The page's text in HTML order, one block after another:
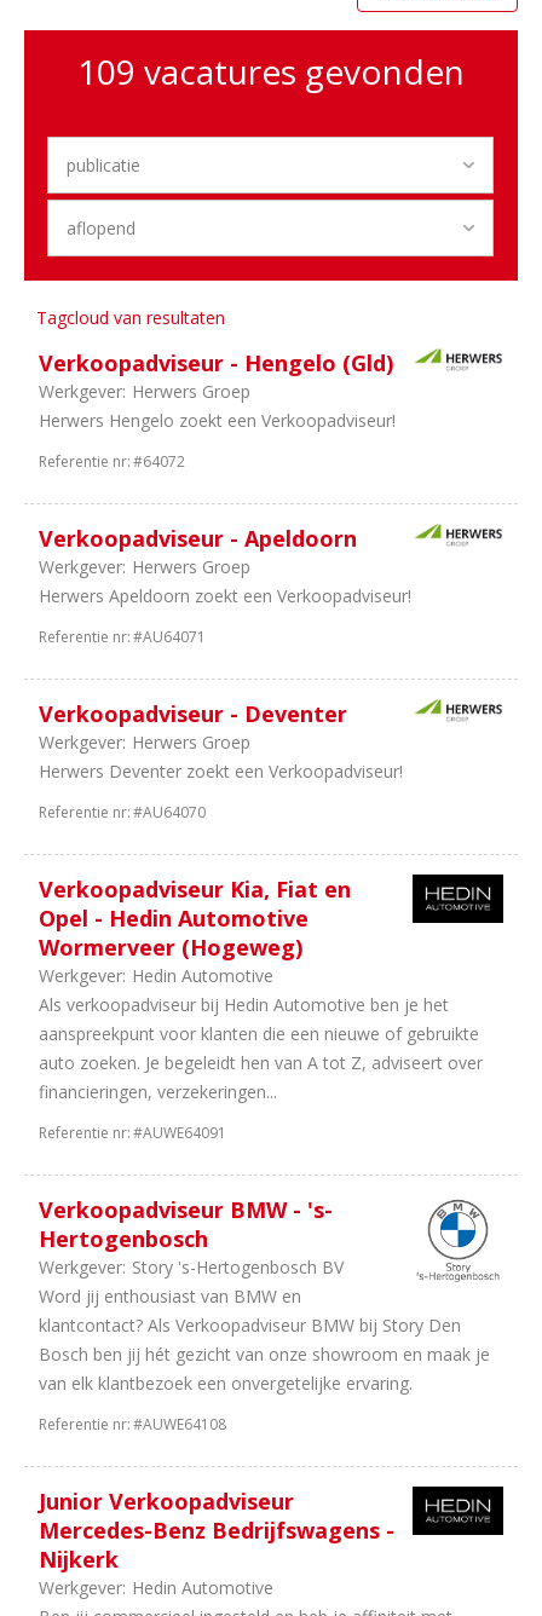
After
Training
Opleiding
Administratief
Marketing
Schade
Technisch
Regio
Gelderland
Holland
Noord-
Brabant
Noord-
Holland
Randstad
Limburg
Overijssel
Landelijk
Zeeland
Groningen
Sector
Personenauto's
Dealerholdings
Duurzame
Mobiliteit
Bedrijfsauto's
Tweewielers
Leasing
Autoverhuur
Trucks
Bus
Schadeherstel
Aantal
uren
uur
32
uur
overleg
109 vacatures gevonden
Tagcloud van resultaten
Verkoopadviseur - Hengelo (Gld)
Werkgever: Herwers Groep
Herwers Hengelo zoekt een Verkoopadviseur!
Referentie nr:#64072
Verkoopadviseur - Apeldoorn
Werkgever: Herwers Groep
Herwers Apeldoorn zoekt een Verkoopadviseur!
Referentie nr:#AU64071
Verkoopadviseur - Deventer
Werkgever: Herwers Groep
Herwers Deventer zoekt een Verkoopadviseur!
Referentie nr:#AU64070
Verkoopadviseur Kia, Fiat en
Opel - Hedin Automotive
Wormerveer (Hogeweg)
Werkgever: Hedin Automotive
Als verkoopadviseur bij Hedin Automotive ben je het
aanspreekpunt voor klanten die een nieuwe of gebruikte
auto zoeken. Je begeleidt hen van A tot Z, adviseert over
financieringen, verzekeringen...
Referentie nr:#AUWE64091
Verkoopadviseur BMW - 's-
Hertogenbosch
Werkgever: Story 's-Hertogenbosch BV
Word jij enthousiast van BMW en
klantcontact? Als Verkoopadviseur BMW bij Story Den
Bosch ben jij hét gezicht van onze showroom en maak je
van elk klantbezoek een onvergetelijke ervaring.
Referentie nr:#AUWE64108
Junior Verkoopadviseur
Mercedes-Benz Bedrijfswagens -
Nijkerk
Werkgever: Hedin Automotive